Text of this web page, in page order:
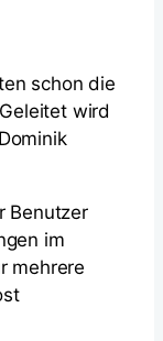
schon die
wird
Benutzer
im
mehrere